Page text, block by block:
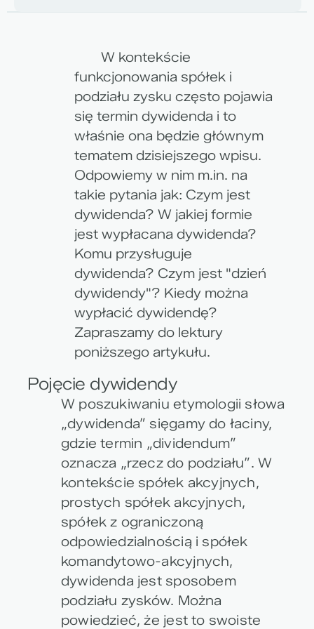
W kontekście
funkcjonowania spółek i
podziału zysku często pojawia
się termin dywidenda i to
właśnie ona będzie głównym
tematem dzisiejszego wpisu.
Odpowiemy w nim m.in. na
takie pytania jak: Czym jest
dywidenda? W jakiej formie
jest wypłacana dywidenda?
Komu przysługuje
dywidenda? Czym jest "dzień
dywidendy"? Kiedy można
wypłacić dywidendę?
Zapraszamy do lektury
poniższego artykułu.
Pojęcie dywidendy
W poszukiwaniu etymologii słowa
„dywidenda” sięgamy do łaciny,
gdzietermin „dividendum”
oznacza „rzecz do podziału”. W
kontekście spółek akcyjnych,
prostych spółek akcyjnych,
spółek z ograniczoną
odpowiedzialnością i spółek
komandytowo-akcyjnych,
dywidenda jest sposobem
podziału zysków. Można
powiedzieć, że jest to swoiste